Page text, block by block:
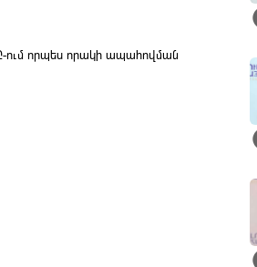
ում որպես որակի ապահովման